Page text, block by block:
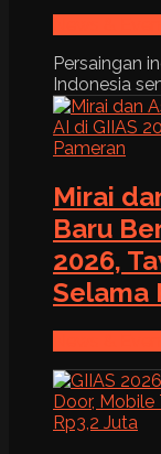
Persaingan
Indonesia
Mirai
Baru
2026,
Selama